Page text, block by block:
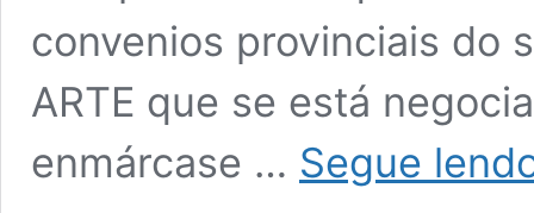
convenios provinciais do
ARTE que se está
enmárcase … Segue